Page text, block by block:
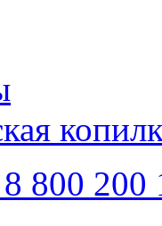
800 200